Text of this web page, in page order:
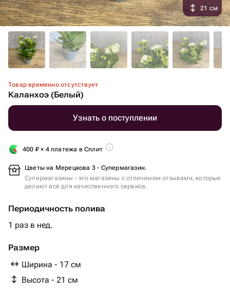
Товар временно отсутствует
Каланхоэ (Белый)
Узнать о поступлении
400 ₽ × 4 платежа в Сплит
Цветы на Мерецкова 3 - Супермагазин.
Супермагазины - это магазины с отличными отзывами, которые
делают всё для качественного сервиса.
Периодичность полива
1 раз в нед.
Размер
Ширина - 17 см
Высота - 21 см
21 см